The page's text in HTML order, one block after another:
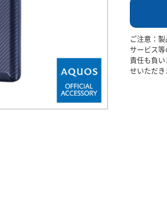
ご注意：
サービス
責任も負
せいただき